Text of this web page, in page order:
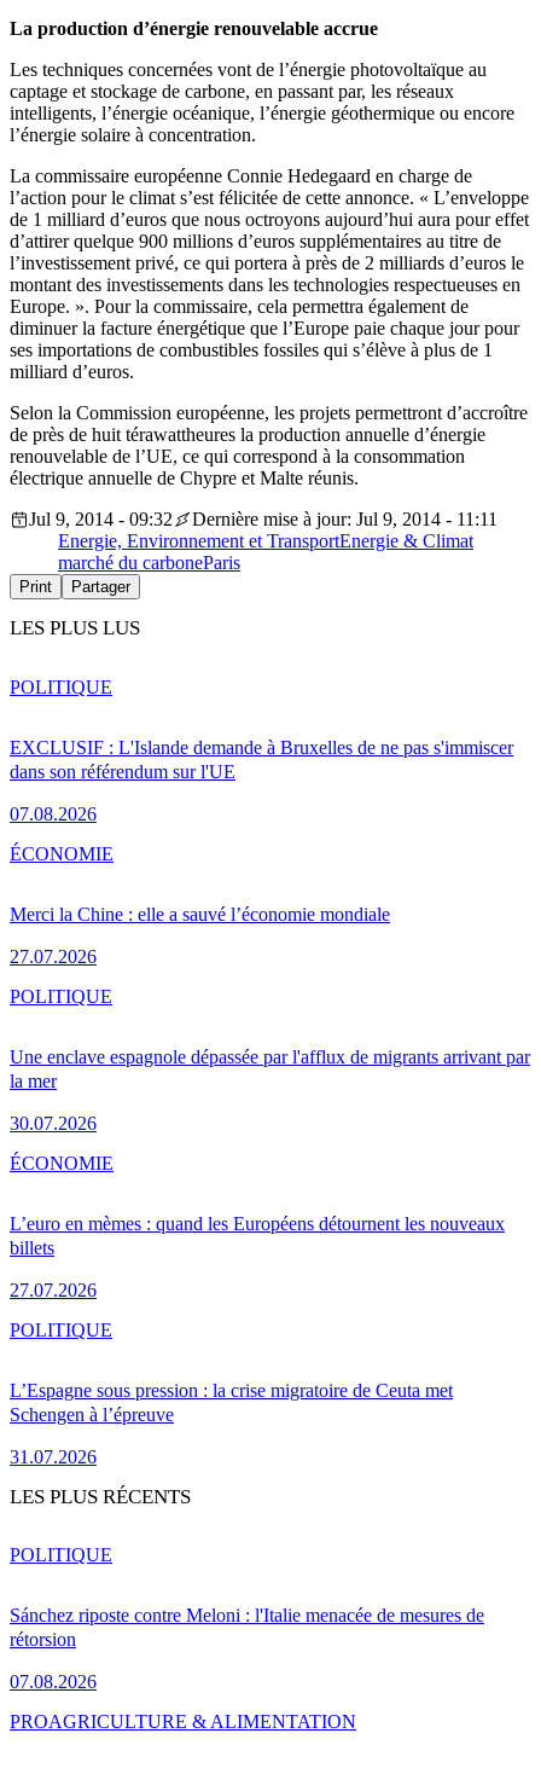
La production d’énergie renouvelable accrue
Les techniques concernées vont de l’énergie photovoltaïque au
captage et stockage de carbone, en passant par, les réseaux
intelligents, l’énergie océanique, l’énergie géothermique ou encore
l’énergie solaire à concentration.
La commissaire européenne Connie Hedegaard en charge de
l’action pour le climat s’est félicitée de cette annonce. « L’enveloppe
de 1 milliard d’euros que nous octroyons aujourd’hui aura pour effet
d’attirer quelque 900 millions d’euros supplémentaires au titre de
l’investissement privé, ce qui portera à près de 2 milliards d’euros le
montant des investissements dans les technologies respectueuses en
Europe. ». Pour la commissaire, cela permettra également de
diminuer la facture énergétique que l’Europe paie chaque jour pour
ses importations de combustibles fossiles qui s’élève à plus de 1
milliard d’euros.
Selon la Commission européenne, les projets permettront d’accroître
de près de huit térawattheures la production annuelle d’énergie
renouvelable de l’UE, ce qui correspond à la consommation
électrique annuelle de Chypre et Malte réunis.
Jul 9, 2014 - 09:32
Dernière mise à jour: Jul 9, 2014 - 11:11
Energie, Environnement et TransportEnergie & Climat
marché du carboneParis
Print Partager
LES PLUS LUS
EXCLUSIF : L'Islande demande à Bruxelles de ne pas s'immiscer
dans son référendum sur l'UE
07.08.2026
POLITIQUE
Merci la Chine : elle a sauvé l’économie mondiale
27.07.2026
ÉCONOMIE
Une enclave espagnole dépassée par l'afflux de migrants arrivant par
la mer
30.07.2026
POLITIQUE
L’euro en mèmes : quand les Européens détournent les nouveaux
billets
27.07.2026
ÉCONOMIE
L’Espagne sous pression : la crise migratoire de Ceuta met
Schengen à l’épreuve
31.07.2026
POLITIQUE
LES PLUS RÉCENTS
Sánchez riposte contre Meloni : l'Italie menacée de mesures de
rétorsion
07.08.2026
POLITIQUE
PROAGRICULTURE & ALIMENTATION